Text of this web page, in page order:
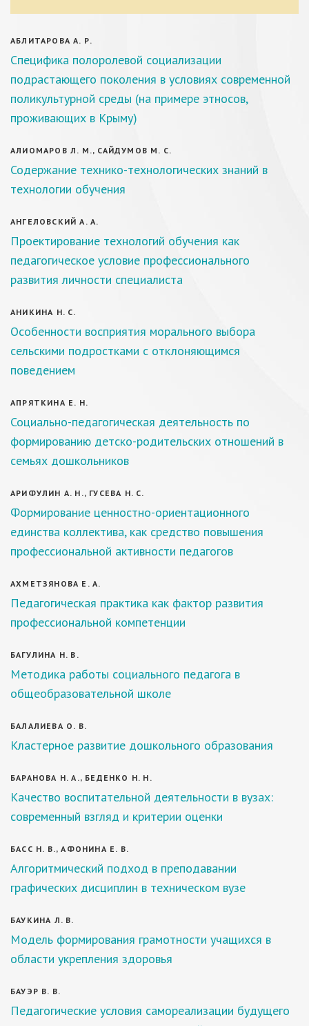
АБЛИТАРОВА А. Р.
Специфика полоролевой социализации
подрастающего поколения в условиях современной
поликультурной среды (на примере этносов,
проживающих в Крыму)
АЛИОМАРОВ Л. М., САЙДУМОВ М. С.
Содержание технико-технологических знаний в
технологии обучения
АНГЕЛОВСКИЙ А. А.
Проектирование технологий обучения как
педагогическое условие профессионального
развития личности специалиста
АНИКИНА Н. С.
Особенности восприятия морального выбора
сельскими подростками с отклоняющимся
поведением
АПРЯТКИНА Е. Н.
Социально-педагогическая деятельность по
формированию детско-родительских отношений в
семьях дошкольников
АРИФУЛИН А. Н., ГУСЕВА Н. С.
Формирование ценностно-ориентационного
единства коллектива, как средство повышения
профессиональной активности педагогов
АХМЕТЗЯНОВА Е. А.
Педагогическая практика как фактор развития
профессиональной компетенции
БАГУЛИНА Н. В.
Методика работы социального педагога в
общеобразовательной школе
БАЛАЛИЕВА О. В.
Кластерное развитие дошкольного образования
БАРАНОВА Н. А., БЕДЕНКО Н. Н.
Качество воспитательной деятельности в вузах:
современный взгляд и критерии оценки
БАСС Н. В., АФОНИНА Е. В.
Алгоритмический подход в преподавании
графических дисциплин в техническом вузе
БАУКИНА Л. В.
Модель формирования грамотности учащихся в
области укрепления здоровья
БАУЭР В. В.
Педагогические условия самореализации будущего